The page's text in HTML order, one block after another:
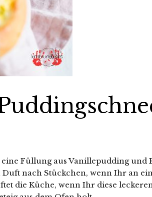
Füllung aus Vanillepudding und
nach Stückchen, wenn Ihr an
die Küche, wenn Ihr diese